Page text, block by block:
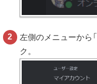
左側のメニューから「
ク。